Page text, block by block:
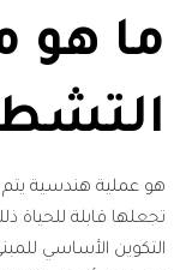
ما هو
هو عملية هندسية يتم
تجعلها قابلة للحياة
التكوين الأساسي